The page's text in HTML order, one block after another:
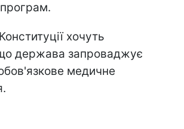
програм.
хочуть
держава запроваджує
медичне